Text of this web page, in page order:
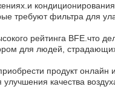
требуют фильтра для
рейтинга BFE.что
для людей,
продукт онлайн
качества